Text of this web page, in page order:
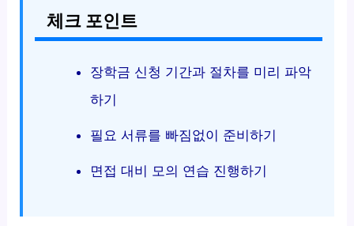
체크 포인트
장학금 신청 기간과 절차를 미리 파악
하기
필요 서류를 빠짐없이 준비하기
면접 대비 모의 연습 진행하기